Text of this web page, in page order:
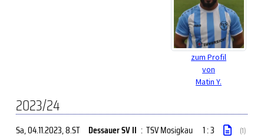
zum Profil
von
Matin Y.
2023/24
Sa, 04.11.2023, 8.ST Dessauer SV II : TSV Mosigkau 1 : 3 (1)